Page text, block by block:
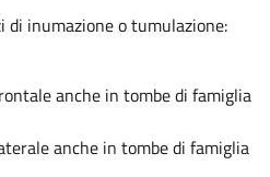
di inumazione o tumulazione:
anche in tombe di famiglia
anche in tombe di famiglia